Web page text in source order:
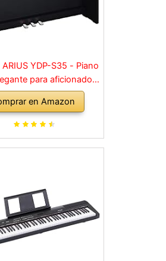
YDP-S35 - Piano
para aficionados,
experiencia similar a la
acústico, adecuado
rincón de la casa,
en Amazon